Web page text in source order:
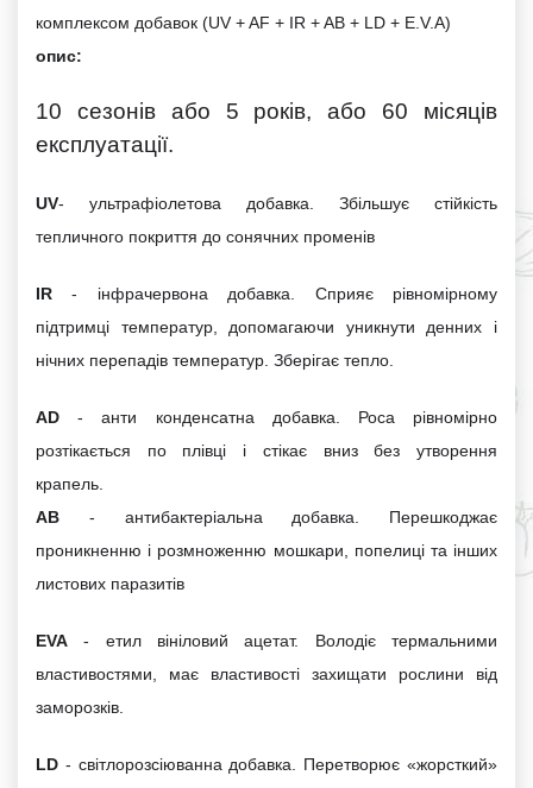
комплексом добавок (UV + AF + IR + AB + LD + E.V.A)
опис:
10 сезонів або 5 років, або 60 місяців
експлуатації.
UV- ультрафіолетова добавка. Збільшує стійкість
тепличного покриття до сонячних променів
IR - інфрачервона добавка. Сприяє рівномірному
підтримці температур, допомагаючи уникнути денних і
нічних перепадів температур. Зберігає тепло.
AD - анти конденсатна добавка. Роса рівномірно
розтікається по плівці і стікає вниз без утворення
крапель.
AB - антибактеріальна добавка. Перешкоджає
проникненню і розмноженню мошкари, попелиці та інших
листових паразитів
EVA - етил вініловий ацетат. Володіє термальними
властивостями, має властивості захищати рослини від
заморозків.
LD - світлорозсіюванна добавка. Перетворює «жорсткий»